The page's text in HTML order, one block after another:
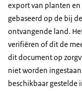
export van planten
gebaseerd op de bij
ontvangende land.
verifiëren of dit de
dit document op
niet worden
beschikbaar gestelde